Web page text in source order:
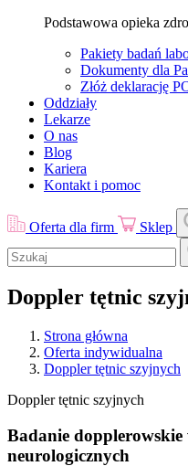
Podstawowa opieka
Pakiety badań
Dokumenty dla
Złóż deklarację
Oddziały
Lekarze
O nas
Blog
Kariera
Kontakt i pomoc
Oferta dla firm Sklep
Doppler tętnic
Strona główna
Oferta indywidualna
Doppler tętnic szyjnych
Doppler tętnic szyjnych
Badanie
neurologicznych